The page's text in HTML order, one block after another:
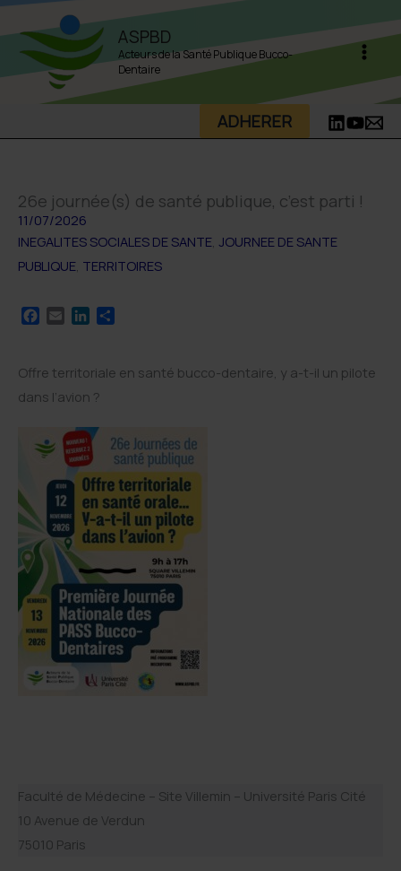
Aller
au
contenu
ASPBD
Acteurs de la Santé Publique Bucco-
Dentaire
ADHERER
26e journée(s) de santé publique, c’est parti !
11/07/2026
INEGALITES SOCIALES DE SANTE JOURNEE DE SANTE
PUBLIQUE TERRITOIRES
e
o
k
i
k
d
I
n
t
r
Offre territoriale en santé bucco-dentaire, y a-t-il un pilote
dans l’avion ?
Faculté de Médecine – Site Villemin – Université Paris Cité
10 Avenue de Verdun
75010 Paris